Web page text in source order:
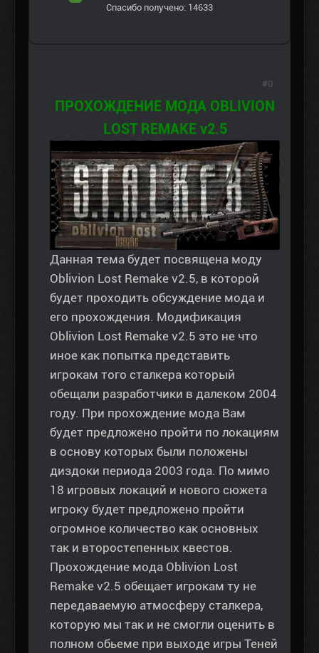
Спасибо получено: 14633
ПРОХОЖДЕНИЕ МОДА OBLIVION
LOST REMAKE v2.5
Данная тема будет посвящена моду
Oblivion Lost Remake v2.5, в которой
будет проходить обсуждение мода и
его прохождения. Модификация
Oblivion Lost Remake v2.5 это не что
иное как попытка представить
игрокам того сталкера который
обещали разработчики в далеком 2004
году. При прохождение мода Вам
будет предложено пройти по локациям
в основу которых были положены
диздоки периода 2003 года. По мимо
18 игровых локаций и нового сюжета
игроку будет предложено пройти
огромное количество как основных
так и второстепенных квестов.
Прохождение мода Oblivion Lost
Remake v2.5 обещает игрокам ту не
передаваемую атмосферу сталкера,
которую мы так и не смогли оценить в
полном обьеме при выходе игры Теней
#0